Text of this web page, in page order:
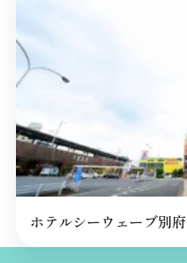
ホテルシーウェーブ別府